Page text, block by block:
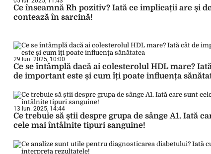
Ce înseamnă Rh pozitiv? Iată ce implicații are și
contează în sarcină!
29 Iun. 2025, 10:00
Ce se întâmplă dacă ai colesterolul HDL mare?
de important este și cum îți poate influența
13 Iun. 2025, 14:44
Ce trebuie să știi despre grupa de sânge A1. Iată
cele mai întâlnite tipuri sanguine!